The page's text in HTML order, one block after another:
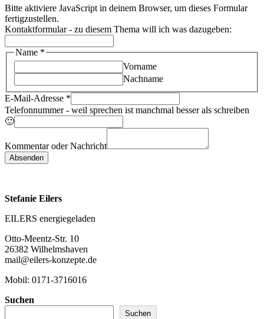
Bitte aktiviere JavaScript in deinem Browser, um dieses Formular
fertigzustellen.
Kontaktformular - zu diesem Thema will ich was dazugeben:
Name *
Vorname
Nachname
ich
Kontaktformular
weil
E-Mail-Adresse *
Telefonnummer - weil sprechen ist manchmal besser als schreiben
🙂
Kommentar oder Nachricht
Absenden
Stefanie Eilers
EILERS energiegeladen
Otto-Meentz-Str. 10
26382 Wilhelmshaven
mail@eilers-konzepte.de
Mobil: 0171-3716016
Suchen
Suchen